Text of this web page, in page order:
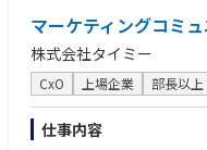
マーケティングコミ
株式会社タイミー
CxO 上場企業 部長以上
仕事内容